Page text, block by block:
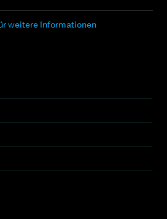
weitere Informationen